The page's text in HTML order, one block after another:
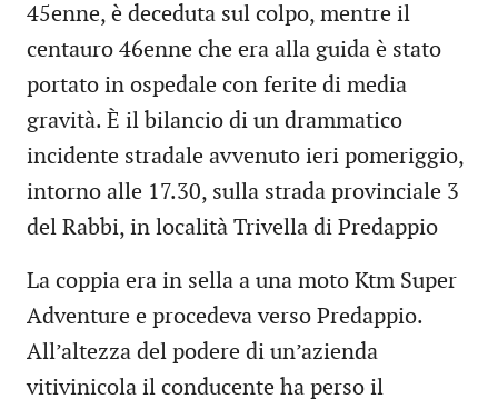
45enne, è deceduta sul colpo, mentre il
centauro 46enne che era alla guida è stato
portato in ospedale con ferite di media
gravità. È il bilancio di un drammatico
incidente stradale avvenuto ieri pomeriggio,
intorno alle 17.30, sulla strada provinciale 3
del Rabbi, in località Trivella di Predappio
La coppia era in sella a una moto Ktm Super
Adventure e procedeva verso Predappio.
All’altezza del podere di un’azienda
vitivinicola il conducente ha perso il